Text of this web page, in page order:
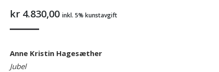
kr 4.830,00 inkl. 5% kunstavgift
Anne Kristin Hagesæther
Jubel